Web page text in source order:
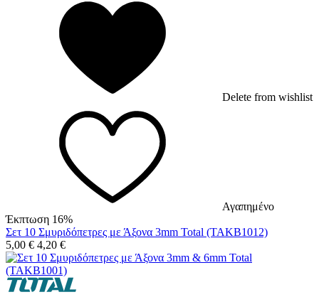
Delete from wishlist
Αγαπημένο
Έκπτωση 16%
Σετ 10 Σμυριδόπετρες με Άξονα 3mm Total (TAKB1012)
5,00 € 4,20 €